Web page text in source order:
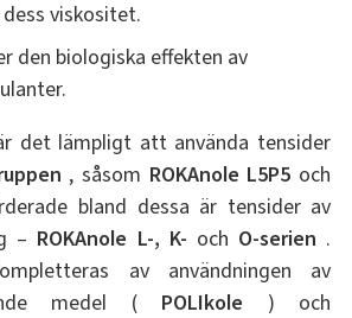
viskositet.
den biologiska effekten av
det lämpligt att använda tensider
, såsom ROKAnole L5P5 och
bland dessa är tensider av
– ROKAnole L-, K- och O-serien .
av användningen av
medel ( POLIkole ) och